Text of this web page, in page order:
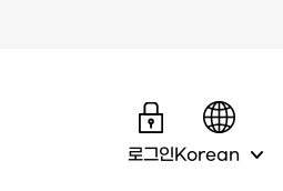
로그인Korean